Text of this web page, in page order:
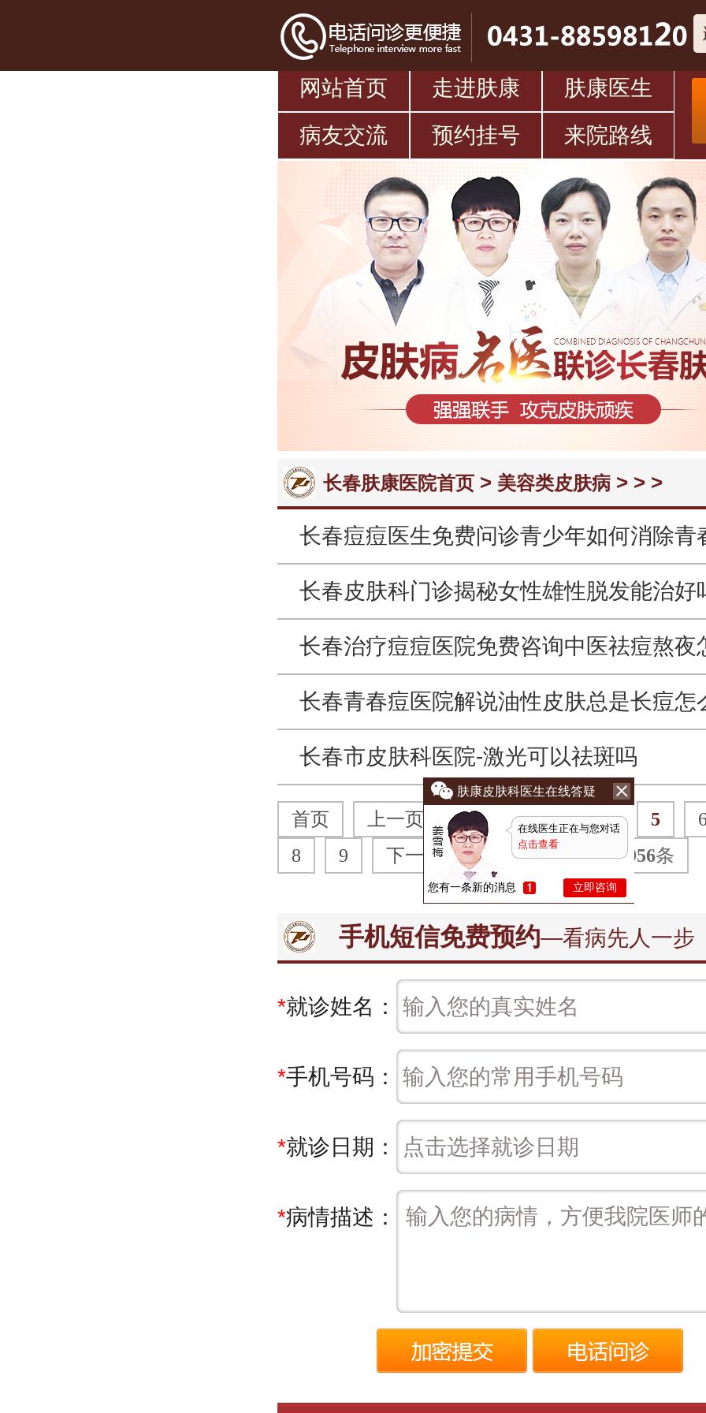
网站首页 走进肤康
肤康医生
病友交流
预约挂号 来院路线
长春肤康医院首页 > 美容类皮肤病 > > >
长春痘痘医生免费问诊青少年如何消除青
长春皮肤科门诊揭秘女性雄性脱发能治好
长春治疗痘痘医院免费咨询中医祛痘熬夜
长春青春痘医院解说油性皮肤总是长痘怎
长春市皮肤科医院-激光可以祛斑吗
首页 上一页 1 2 3 4 5
8
9 下一页 末页 共192页956条
手机短信免费预约—看病先人一步
*就诊姓名：
*手机号码：
*就诊日期：
*病情描述：
肤康皮肤科医生在线答疑
在线医生正在与您对话
点击查看
您有一条新的消息 立即咨询